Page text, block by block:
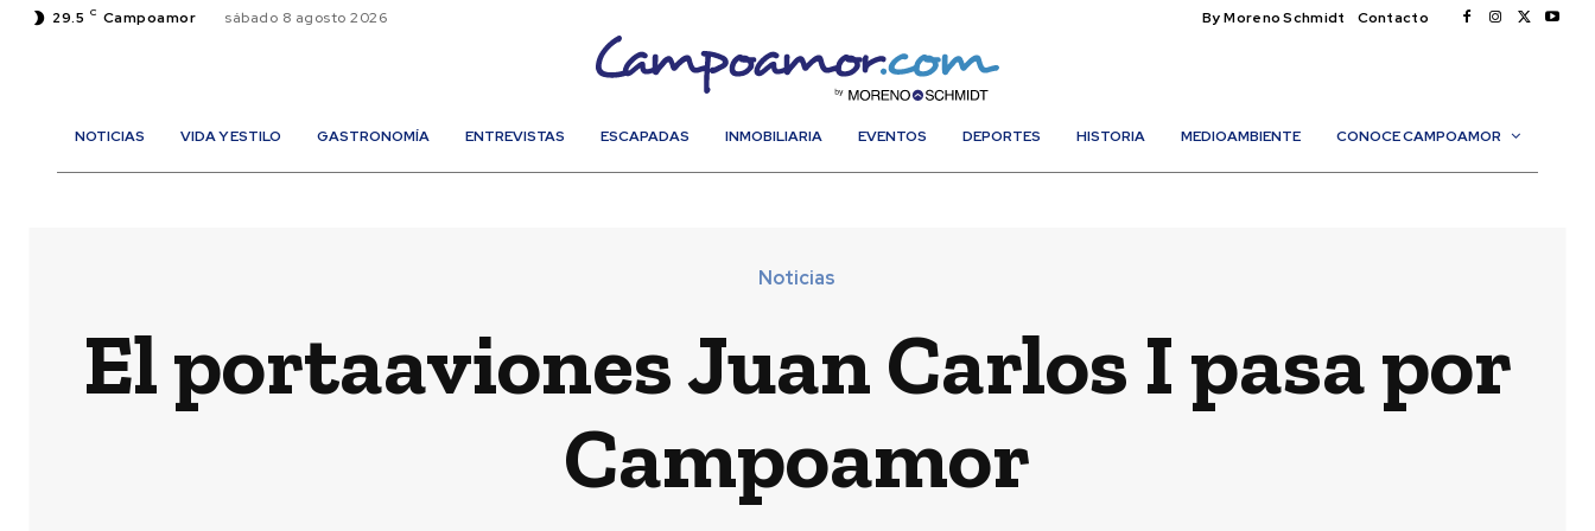
29.5 C Campoamor sábado 8 agosto 2026 By Moreno Schmidt Contacto
NOTICIAS VIDA Y ESTILO GASTRONOMÍA ENTREVISTAS ESCAPADAS INMOBILIARIA EVENTOS DEPORTES HISTORIA MEDIOAMBIENTE CONOCE CAMPOAMOR
Noticias
El portaaviones Juan Carlos I pasa por
Campoamor